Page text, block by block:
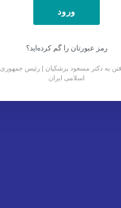
رمز عبورتان را گم کرده‌اید؟
به دکتر مسعود پزشکیان | رئیس جمهوری
اسلامی ایران